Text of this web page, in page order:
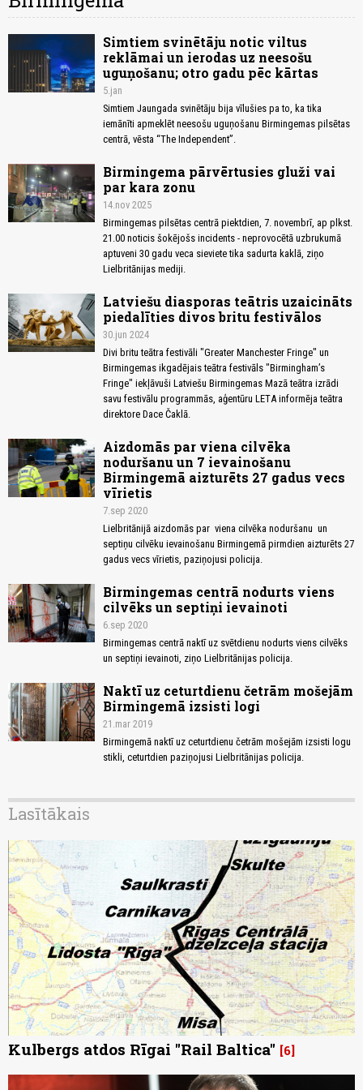
Simtiem svinētāju notic viltus
reklāmai un ierodas uz neesošu
uguņošanu; otro gadu pēc kārtas
5.jan
Simtiem Jaungada svinētāju bija vīlušies pa to, ka tika
iemānīti apmeklēt neesošu uguņošanu Birmingemas pilsētas
centrā, vēsta “The Independent”.
Birmingema pārvērtusies gluži vai
par kara zonu
14.nov 2025
Birmingemas pilsētas centrā piektdien, 7. novembrī, ap plkst.
21.00 noticis šokējošs incidents - neprovocētā uzbrukumā
aptuveni 30 gadu veca sieviete tika sadurta kaklā, ziņo
Lielbritānijas mediji.
Latviešu diasporas teātris uzaicināts
piedalīties divos britu festivālos
30.jun 2024
Divi britu teātra festivāli "Greater Manchester Fringe" un
Birmingemas ikgadējais teātra festivāls "Birmingham’s
Fringe" iekļāvuši Latviešu Birmingemas Mazā teātra izrādi
savu festivālu programmās, aģentūru LETA informēja teātra
direktore Dace Čaklā.
Aizdomās par viena cilvēka
noduršanu un 7 ievainošanu
Birmingemā aizturēts 27 gadus vecs
vīrietis
7.sep 2020
Lielbritānijā aizdomās par viena cilvēka noduršanu un
septiņu cilvēku ievainošanu Birmingemā pirmdien aizturēts 27
gadus vecs vīrietis, paziņojusi policija.
Birmingemas centrā nodurts viens
cilvēks un septiņi ievainoti
6.sep 2020
Birmingemas centrā naktī uz svētdienu nodurts viens cilvēks
un septiņi ievainoti, ziņo Lielbritānijas policija.
Naktī uz ceturtdienu četrām mošejām
Birmingemā izsisti logi
21.mar 2019
Birmingemā naktī uz ceturtdienu četrām mošejām izsisti logu
stikli, ceturtdien paziņojusi Lielbritānijas policija.
Lasītākais
Kulbergs atdos Rīgai "Rail Baltica" 6